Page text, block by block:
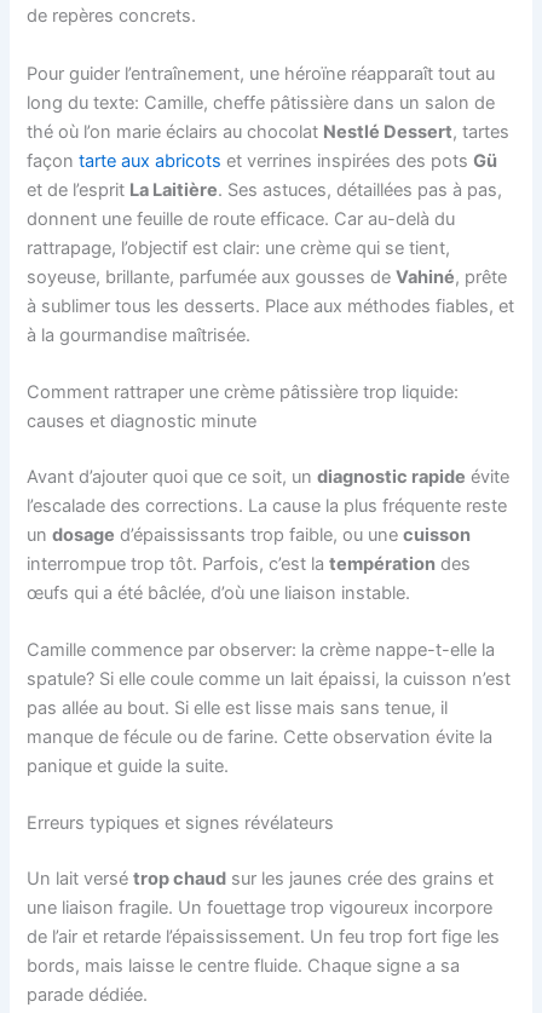
de repères concrets.
Pour guider l’entraînement, une héroïne réapparaît tout au
long du texte: Camille, cheffe pâtissière dans un salon de
thé où l’on marie éclairs au chocolat Nestlé Dessert, tartes
façontarte aux abricots et verrines inspirées des potsGü
et de l’esprit La Laitière. Ses astuces, détaillées pas à pas,
donnent une feuille de route efficace. Car au-delà du
rattrapage, l’objectif est clair: une crème qui se tient,
soyeuse, brillante, parfumée aux gousses deVahiné, prête
à sublimer tous les desserts. Place aux méthodes fiables, et
à la gourmandise maîtrisée.
Comment rattraper une crème pâtissière trop liquide:
causes et diagnostic minute
Avant d’ajouter quoi que ce soit, undiagnostic rapide évite
l’escalade des corrections. La cause la plus fréquente reste
undosage d’épaississants trop faible, ou unecuisson
interrompue trop tôt. Parfois, c’est latempération des
œufs qui a été bâclée, d’où une liaison instable.
Camille commence par observer: la crème nappe-t-elle la
spatule? Si elle coule comme un lait épaissi, la cuisson n’est
pas allée au bout. Si elle est lisse mais sans tenue, il
manque de fécule ou de farine. Cette observation évite la
panique et guide la suite.
Erreurs typiques et signes révélateurs
Un lait versétrop chaud sur les jaunes crée des grains et
une liaison fragile. Un fouettage trop vigoureux incorpore
de l’air et retarde l’épaississement. Un feu trop fort fige les
bords, mais laisse le centre fluide. Chaque signe a sa
parade dédiée.